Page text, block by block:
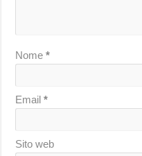
Nome*
Email*
Sito web